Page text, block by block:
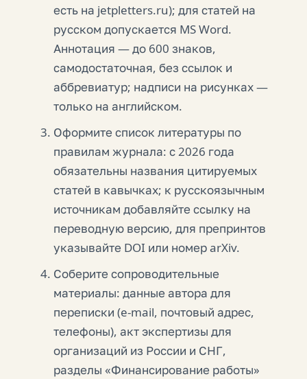
есть на jetpletters.ru); для статей на
русском допускается MS Word.
Аннотация — до 600 знаков,
самодостаточная, без ссылок и
аббревиатур; надписи на рисунках —
только на английском.
Оформите список литературы по
правилам журнала: с 2026 года
обязательны названия цитируемых
статей в кавычках; к русскоязычным
источникам добавляйте ссылку на
переводную версию, для препринтов
указывайте DOI или номер arXiv.
Соберите сопроводительные
материалы: данные автора для
переписки (e-mail, почтовый адрес,
телефоны), акт экспертизы для
организаций из России и СНГ,
разделы «Финансирование работы»